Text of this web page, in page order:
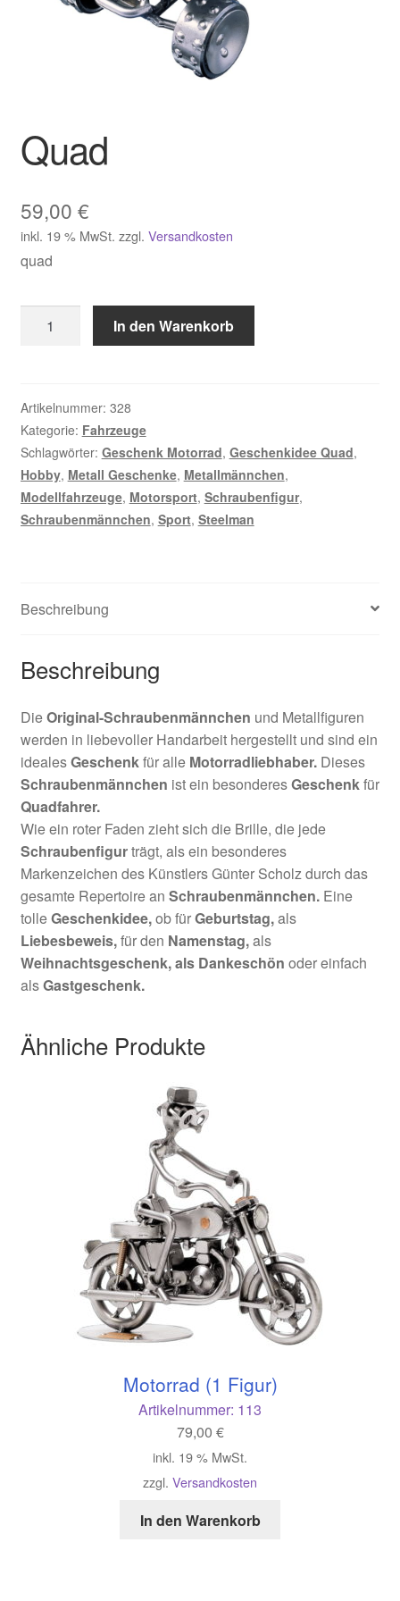
Quad
59,00 €
inkl. 19 % MwSt. zzgl. Versandkosten
quad
Menge
In den Warenkorb
Artikelnummer: 328
Kategorie: Fahrzeuge
Schlagwörter: Geschenk Motorrad, Geschenkidee Quad,
Hobby, Metall Geschenke, Metallmännchen,
Modellfahrzeuge, Motorsport, Schraubenfigur,
Schraubenmännchen, Sport, Steelman
Beschreibung
Beschreibung
DieOriginal-Schraubenmännchen und Metallfiguren
werden in liebevoller Handarbeit hergestellt und sind ein
idealesGeschenkfür alle Motorradliebhaber.Dieses
Schraubenmännchen ist ein besonderesGeschenkfür
Quadfahrer.
Wie ein roter Faden zieht sich die Brille, die jede
Schraubenfigurträgt, als ein besonderes
Markenzeichen des Künstlers Günter Scholz durch das
gesamte Repertoire an Schraubenmännchen.Eine
tolleGeschenkidee,ob fürGeburtstag,als
Liebesbeweis,für den Namenstag,als
Weihnachtsgeschenk,als Dankeschön oder einfach
alsGastgeschenk.
Ähnliche Produkte
Motorrad (1 Figur)
Artikelnummer: 113
79,00 €
inkl. 19 % MwSt.
zzgl. Versandkosten
In den Warenkorb